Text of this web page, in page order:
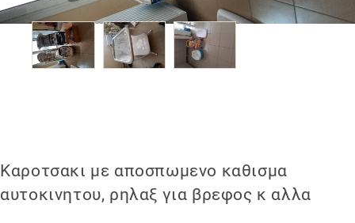
Καροτσακι με αποσπωμενο καθισμα
αυτοκινητου, ρηλαξ για βρεφος κ αλλα